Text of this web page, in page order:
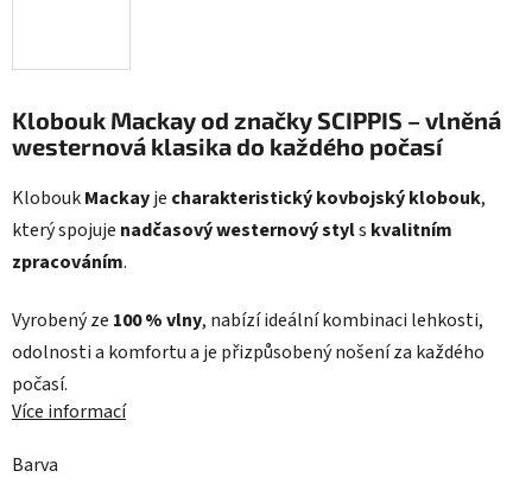
Klobouk Mackay od značky SCIPPIS – vlněná
westernová klasika do každého počasí
KloboukMackayje charakteristický kovbojský klobouk,
který spojuje nadčasový westernový styls kvalitním
zpracováním.
Vyrobený ze 100 % vlny, nabízí ideální kombinaci lehkosti,
odolnosti a komfortu a je přizpůsobený nošení za každého
počasí.
Více informací
Barva